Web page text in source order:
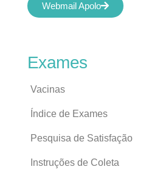
Exames
Vacinas
Índice de Exames
Pesquisa de Satisfação
Instruções de Coleta
Webmail Apolo